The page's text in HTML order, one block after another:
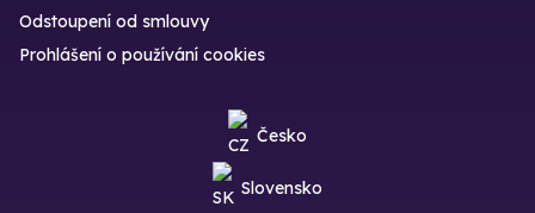
Odstoupení od smlouvy
Prohlášení o používání cookies
Česko
Slovensko